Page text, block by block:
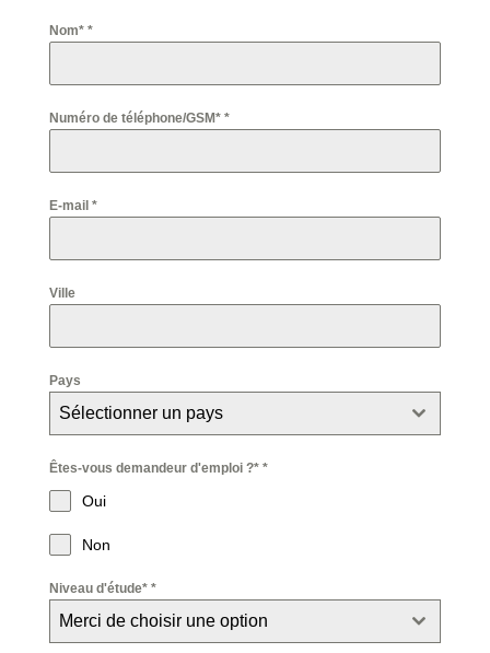
Nom* *
Numéro de téléphone/GSM* *
E-mail *
Ville
Pays
Sélectionner un pays
Êtes-vous demandeur d'emploi ?* *
Oui
Non
Niveau d'étude* *
Merci de choisir une option